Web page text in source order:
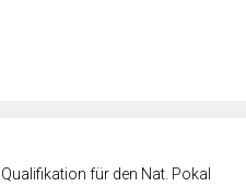
Qualifikation für den Nat. Pokal